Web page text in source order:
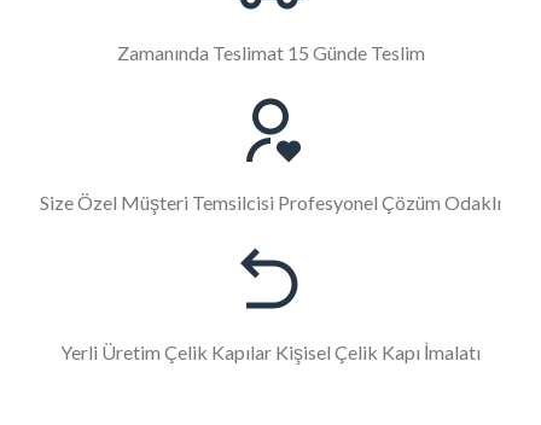
Zamanında Teslimat 15 Günde Teslim
Size Özel Müşteri Temsilcisi Profesyonel Çözüm Odaklı
Yerli Üretim Çelik Kapılar Kişisel Çelik Kapı İmalatı